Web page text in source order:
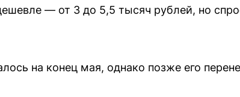
— от 3 до 5,5 тысяч рублей, но
на конец мая, однако позже его